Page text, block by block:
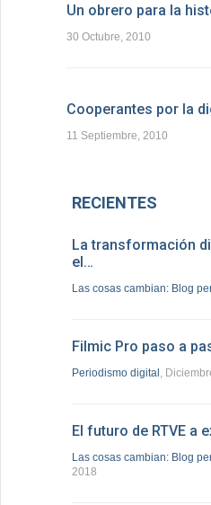
Un obrero para la
30 Octubre, 2010
Cooperantes por la
11 Septiembre, 2010
RECIENTES
La transformación
el…
Las cosas cambian: Blog
Filmic Pro paso a
Periodismo digital,
El futuro de RTVE a
Las cosas cambian: Blog
2018